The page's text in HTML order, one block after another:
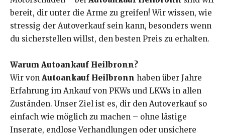
bereit, dir unter die Arme zu greifen! Wir wissen, wie
stressig der Autoverkauf sein kann, besonders wenn
du sicherstellen willst, den besten Preis zu erhalten.
Warum Autoankauf Heilbronn?
Wir von Autoankauf Heilbronn haben über Jahre
Erfahrung im Ankauf von PKWs und LKWs in allen
Zuständen. Unser Ziel ist es, dir den Autoverkauf so
einfach wie möglich zu machen – ohne lästige
Inserate, endlose Verhandlungen oder unsichere